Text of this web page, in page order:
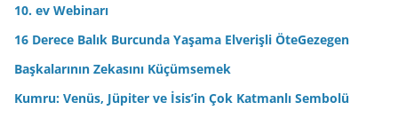
10. ev Webinarı
16 Derece Balık Burcunda Yaşama Elverişli ÖteGezegen
Başkalarının Zekasını Küçümsemek
Kumru: Venüs, Jüpiter ve İsis’in Çok Katmanlı Sembolü